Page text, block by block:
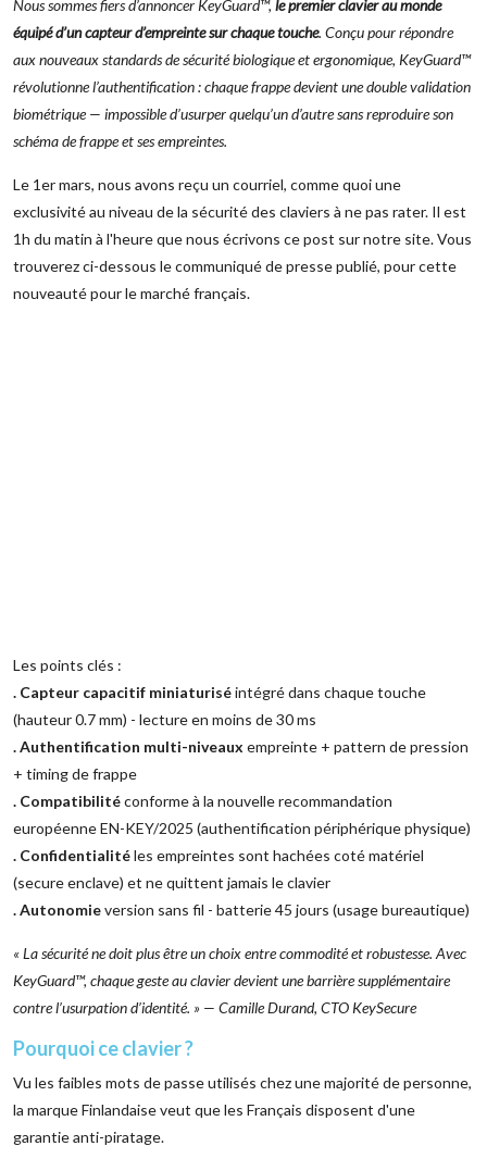
Nous sommes fiers d’annoncer KeyGuard™, le premier clavier au monde
équipé d’un capteur d’empreinte sur chaque touche. Conçu pour répondre
aux nouveaux standards de sécurité biologique et ergonomique, KeyGuard™
révolutionne l’authentification : chaque frappe devient une double validation
biométrique — impossible d’usurper quelqu’un d’autre sans reproduire son
schéma de frappe et ses empreintes.
Le 1er mars, nous avons reçu un courriel, comme quoi une
exclusivité au niveau de la sécurité des claviers à ne pas rater. Il est
1h du matin à l'heure que nous écrivons ce post sur notre site. Vous
trouverez ci-dessous le communiqué de presse publié, pour cette
nouveauté pour le marché français.
Les points clés :
. Capteur capacitif miniaturiséintégré dans chaque touche
(hauteur 0.7 mm) - lecture en moins de 30 ms
. Authentification multi-niveaux empreinte + pattern de pression
+ timing de frappe
. Compatibilitéconforme à la nouvelle recommandation
européenne EN-KEY/2025 (authentification périphérique physique)
. Confidentialitéles empreintes sont hachées coté matériel
(secure enclave) et ne quittent jamais le clavier
. Autonomieversion sans fil - batterie 45 jours (usage bureautique)
« La sécurité ne doit plus être un choix entre commodité et robustesse. Avec
KeyGuard™, chaque geste au clavier devient une barrière supplémentaire
contre l’usurpation d’identité. » — Camille Durand, CTO KeySecure
Pourquoi ce clavier ?
Vu les faibles mots de passe utilisés chez une majorité de personne,
la marque Finlandaise veut que les Français disposent d'une
garantie anti-piratage.